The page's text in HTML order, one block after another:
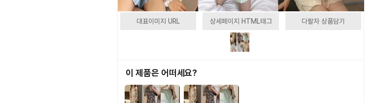
대표이미지 URL 상세페이지 HTML태그 다팔자 상품담기
이 제품은 어떠세요?